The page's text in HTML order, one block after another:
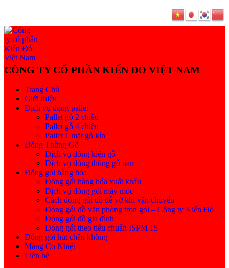
Trang Chủ
Giới thiệu
Dịch vụ đóng pallet
Pallet gỗ 2 chiều
Pallet gỗ 4 chiều
Pallet 1 mặt gỗ kín
Đóng Thùng Gỗ
Dịch vụ đóng kiện gỗ
Dịch vụ đóng thùng gỗ nan
Đóng gói hàng hóa
Đóng gói hàng hóa xuất khẩu
Dịch vụ đóng gói máy móc
Cách đóng gói đồ dễ vỡ khi vận chuyển
Đóng gói đồ văn phòng trọn gói – Công ty Kiến Đỏ
Đóng gói đồ gia đình
Đóng gói theo tiêu chuẩn ISPM 15
Đóng gói hút chân không
Màng Co Nhiệt
Liên hệ